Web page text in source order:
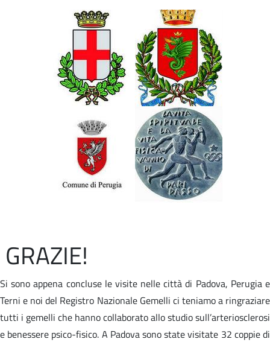
GRAZIE!
Si sono appena concluse le visite nelle città di Padova, Perugia e
Terni e noi del Registro Nazionale Gemelli ci teniamo a ringraziare
tutti i gemelli che hanno collaborato allo studio sull’arteriosclerosi
e benessere psico-fisico. A Padova sono state visitate 32 coppie di